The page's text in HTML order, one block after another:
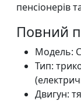
пенсіонерів
Повний
Модель:
Тип:
Двигун: